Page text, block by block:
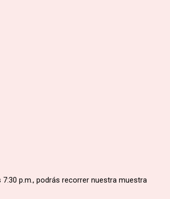
p.m., podrás recorrer nuestra muestra